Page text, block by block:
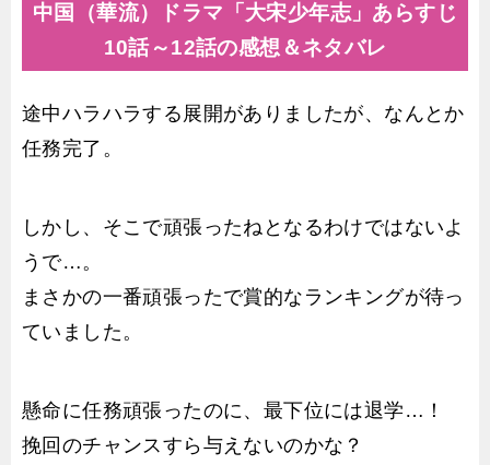
中国（華流）ドラマ「大宋少年志」あらすじ
10話～12話の感想＆ネタバレ
途中ハラハラする展開がありましたが、なんとか
任務完了。
しかし、そこで頑張ったねとなるわけではないよ
うで…。
まさかの一番頑張ったで賞的なランキングが待っ
ていました。
懸命に任務頑張ったのに、最下位には退学…！
挽回のチャンスすら与えないのかな？